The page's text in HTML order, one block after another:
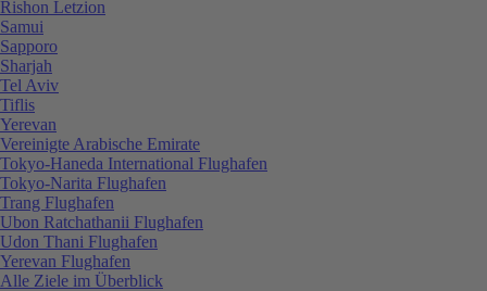
Rishon Letzion
Samui
Sapporo
Sharjah
Tel Aviv
Tiflis
Yerevan
Vereinigte Arabische Emirate
Tokyo-Haneda International Flughafen
Tokyo-Narita Flughafen
Trang Flughafen
Ubon Ratchathanii Flughafen
Udon Thani Flughafen
Yerevan Flughafen
Alle Ziele im Überblick